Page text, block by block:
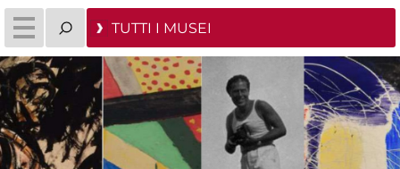
TUTTI I MUSEI